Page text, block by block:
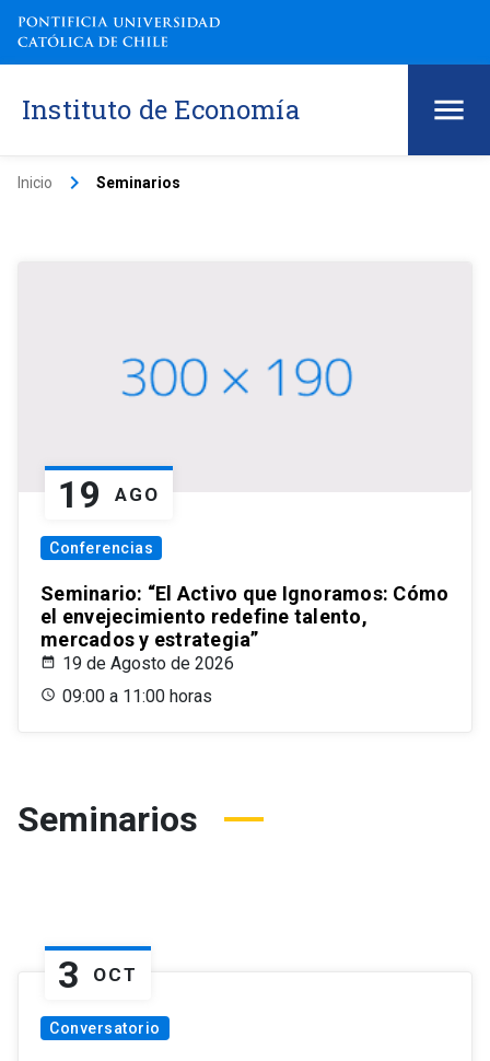
Instituto de Economía
Inicio keyboard_arrow_right Seminarios
19 AGO
Conferencias
Seminario: “El Activo que Ignoramos: Cómo
el envejecimiento redefine talento,
mercados y estrategia”
19 de Agosto de 2026
09:00 a 11:00 horas
Seminarios
3 OCT
Conversatorio